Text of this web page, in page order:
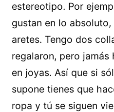
estereotipo. Por
gustan en lo
aretes. Tengo dos
regalaron, pero
en joyas. Así que si
supone tienes que
ropa y tú se siguen